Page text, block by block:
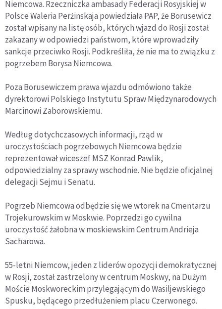
Niemcowa. Rzeczniczka ambasady Federacji Rosyjskiej w
Polsce Waleria Perżinskaja powiedziała PAP, że Borusewicz
został wpisany na listę osób, których wjazd do Rosji został
zakazany w odpowiedzi państwom, które wprowadziły
sankcje przeciwko Rosji. Podkreśliła, że nie ma to związku z
pogrzebem Borysa Niemcowa.
Poza Borusewiczem prawa wjazdu odmówiono także
dyrektorowi Polskiego Instytutu Spraw Międzynarodowych
Marcinowi Zaborowskiemu.
Według dotychczasowych informacji, rząd w
uroczystościach pogrzebowych Niemcowa będzie
reprezentował wiceszef MSZ Konrad Pawlik,
odpowiedzialny za sprawy wschodnie. Nie będzie oficjalnej
delegacji Sejmu i Senatu.
Pogrzeb Niemcowa odbędzie się we wtorek na Cmentarzu
Trojekurowskim w Moskwie. Poprzedzi go cywilna
uroczystość żałobna w moskiewskim Centrum Andrieja
Sacharowa.
55-letni Niemcow, jeden z liderów opozycji demokratycznej
w Rosji, został zastrzelony w centrum Moskwy, na Dużym
Moście Moskworeckim przylegającym do Wasiljewskiego
Spusku, będącego przedłużeniem placu Czerwonego.